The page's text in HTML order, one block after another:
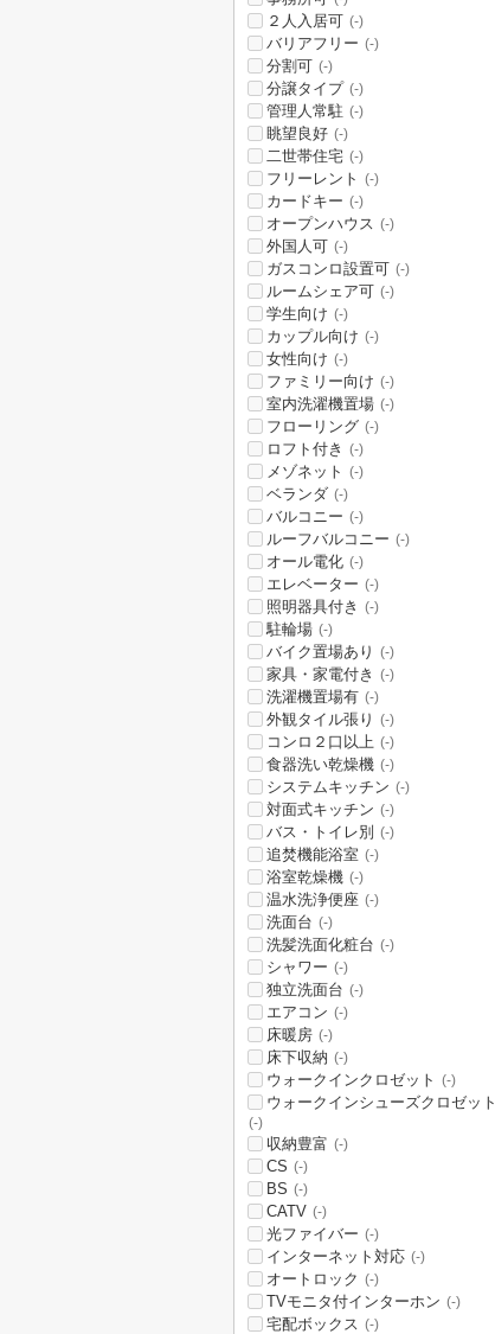
２人入居可 (-)
バリアフリー (-)
分割可 (-)
分譲タイプ (-)
管理人常駐 (-)
眺望良好 (-)
二世帯住宅 (-)
フリーレント (-)
カードキー (-)
オープンハウス (-)
外国人可 (-)
ガスコンロ設置可 (-)
ルームシェア可 (-)
学生向け (-)
カップル向け (-)
女性向け (-)
ファミリー向け (-)
室内洗濯機置場 (-)
フローリング (-)
ロフト付き (-)
メゾネット (-)
ベランダ (-)
バルコニー (-)
ルーフバルコニー (-)
オール電化 (-)
エレベーター (-)
照明器具付き (-)
駐輪場 (-)
バイク置場あり (-)
家具・家電付き (-)
洗濯機置場有 (-)
外観タイル張り (-)
コンロ２口以上 (-)
食器洗い乾燥機 (-)
システムキッチン (-)
対面式キッチン (-)
バス・トイレ別 (-)
追焚機能浴室 (-)
浴室乾燥機 (-)
温水洗浄便座 (-)
洗面台 (-)
洗髪洗面化粧台 (-)
シャワー (-)
独立洗面台 (-)
エアコン (-)
床暖房 (-)
床下収納 (-)
ウォークインクロゼット (-)
ウォークインシューズクロゼット
(-)
収納豊富 (-)
CS (-)
BS (-)
CATV (-)
光ファイバー (-)
インターネット対応 (-)
オートロック (-)
TVモニタ付インターホン (-)
宅配ボックス (-)